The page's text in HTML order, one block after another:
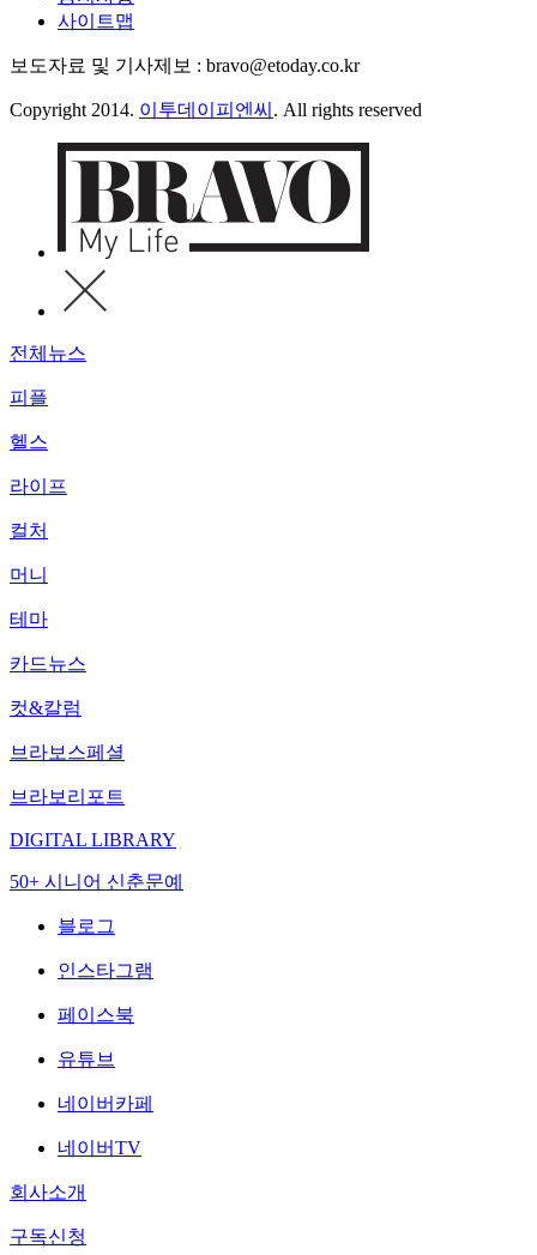
사이트맵
보도자료 및 기사제보 : bravo@etoday.co.kr
Copyright 2014. 이투데이피엔씨 . All rights reserved
전체뉴스
피플
헬스
라이프
컬처
머니
테마
카드뉴스
컷&칼럼
브라보스페셜
브라보리포트
DIGITAL LIBRARY
50+ 시니어 신춘문예
블로그
인스타그램
페이스북
유튜브
네이버카페
네이버TV
회사소개
구독신청